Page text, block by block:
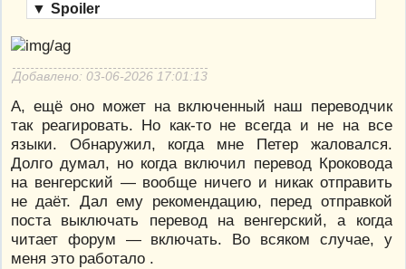
▼ Spoiler
Добавлено: 03-06-2026 17:01:13
А, ещё оно может на включенный наш переводчик
так реагировать. Но как-то не всегда и не на все
языки. Обнаружил, когда мне Петер жаловался.
Долго думал, но когда включил перевод Кроковода
на венгерский — вообще ничего и никак отправить
не даёт. Дал ему рекомендацию, перед отправкой
поста выключать перевод на венгерский, а когда
читает форум — включать. Во всяком случае, у
меня это работало .